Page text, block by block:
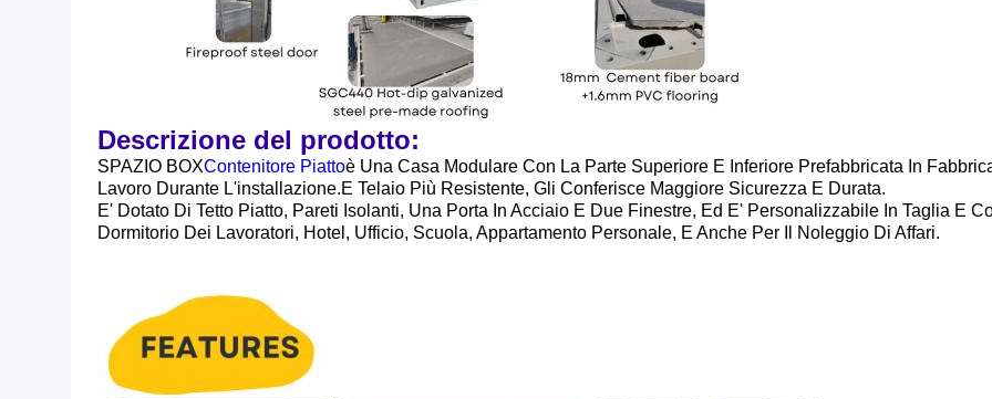
Descrizione del prodotto:
SPAZIO BOXContenitore PiattoÈ Una Casa Modulare Con La Parte Superiore E Inferiore Prefabbricata In
Lavoro Durante L'installazione.e Telaio Più Resistente, Gli Conferisce Maggiore Sicurezza E Durata.
E' Dotato Di Tetto Piatto, Pareti Isolanti, Una Porta In Acciaio E Due Finestre, Ed E' Personalizzabile In Taglia E
Dormitorio Dei Lavoratori, Hotel, Ufficio, Scuola, Appartamento Personale, E Anche Per Il Noleggio Di Affari.